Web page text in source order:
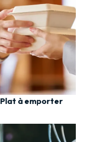
Plat à emporter